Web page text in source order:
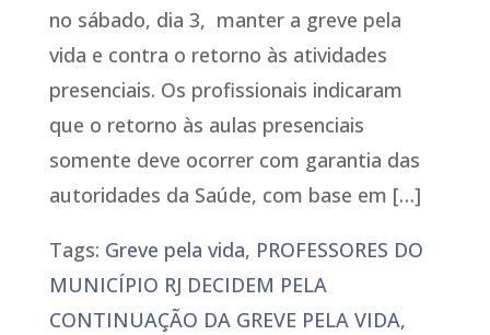
no sábado, dia 3, manter a greve pela
vida e contra o retorno às atividades
presenciais. Os profissionais indicaram
que o retorno às aulas presenciais
somente deve ocorrer com garantia das
autoridades da Saúde, com base em […]
Tags: Greve pela vida, PROFESSORES DO
MUNICÍPIO RJ DECIDEM PELA
CONTINUAÇÃO DA GREVE PELA VIDA,